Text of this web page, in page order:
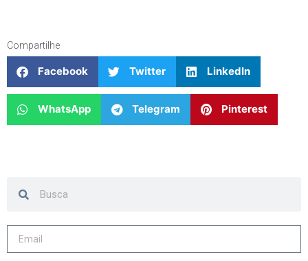
Compartilhe
Facebook Twitter LinkedIn
WhatsApp Telegram Pinterest